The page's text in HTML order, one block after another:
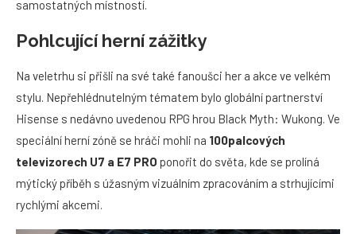
samostatných místností.
Pohlcující herní zážitky
Na veletrhu si přišli na své také fanoušci her a akce ve velkém
stylu. Nepřehlédnutelným tématem bylo globální partnerství
Hisense s nedávno uvedenou RPG hrou Black Myth: Wukong. Ve
speciální herní zóně se hráči mohli na 100palcových
televizorech U7 a E7 PRO ponořit do světa, kde se prolíná
mýtický příběh s úžasným vizuálním zpracováním a strhujícími
rychlými akcemi.